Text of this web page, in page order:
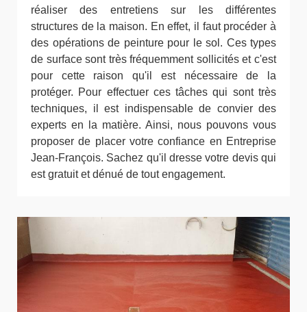
réaliser des entretiens sur les différentes
structures de la maison. En effet, il faut procéder à
des opérations de peinture pour le sol. Ces types
de surface sont très fréquemment sollicités et c'est
pour cette raison qu'il est nécessaire de la
protéger. Pour effectuer ces tâches qui sont très
techniques, il est indispensable de convier des
experts en la matière. Ainsi, nous pouvons vous
proposer de placer votre confiance en Entreprise
Jean-François. Sachez qu'il dresse votre devis qui
est gratuit et dénué de tout engagement.